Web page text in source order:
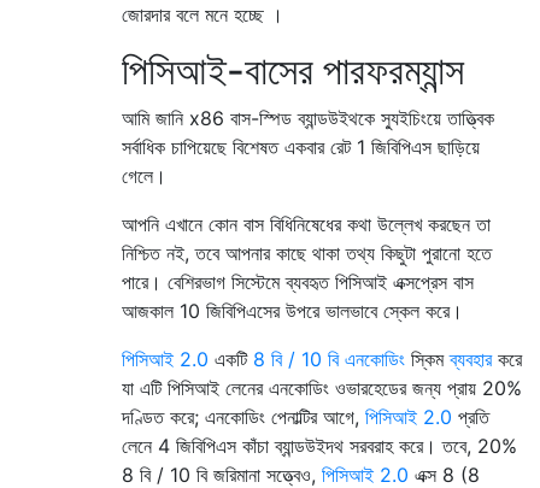
জোরদার বলে মনে হচ্ছে ।
পিসিআই-বাসের পারফরম্যান্স
আমি জানি x86 বাস-স্পিড ব্যান্ডউইথকে স্যুইচিংয়ে তাত্ত্বিক
সর্বাধিক চাপিয়েছে বিশেষত একবার রেট 1 জিবিপিএস ছাড়িয়ে
গেলে।
আপনি এখানে কোন বাস বিধিনিষেধের কথা উল্লেখ করছেন তা
নিশ্চিত নই, তবে আপনার কাছে থাকা তথ্য কিছুটা পুরানো হতে
পারে। বেশিরভাগ সিস্টেমে ব্যবহৃত পিসিআই এক্সপ্রেস বাস
আজকাল 10 জিবিপিএসের উপরে ভালভাবে স্কেল করে।
পিসিআই 2.0 একটি 8 বি / 10 বি এনকোডিং স্কিমব্যবহারকরে
যা এটি পিসিআই লেনের এনকোডিং ওভারহেডের জন্য প্রায় 20%
দণ্ডিত করে; এনকোডিং পেনাল্টির আগে, পিসিআই 2.0 প্রতি
লেনে 4 জিবিপিএস কাঁচা ব্যান্ডউইদথ সরবরাহ করে। তবে, 20%
8 বি / 10 বি জরিমানা সত্ত্বেও, পিসিআই 2.0 এক্স 8 (8